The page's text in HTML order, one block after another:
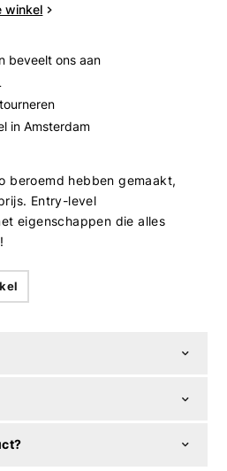
winkel
beveelt ons aan
in Amsterdam
beroemd hebben gemaakt,
Entry-level
eigenschappen die alles